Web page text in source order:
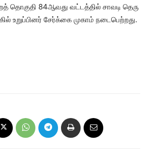
தொகுதி 84ஆவது வட்டத்தில் சாவடி தெரு
உறுப்பினர் சேர்க்கை முகாம் நடைபெற்றது.